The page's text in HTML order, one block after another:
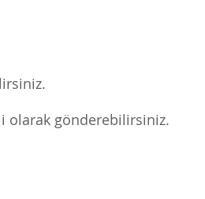
olarak gönderebilirsiniz.